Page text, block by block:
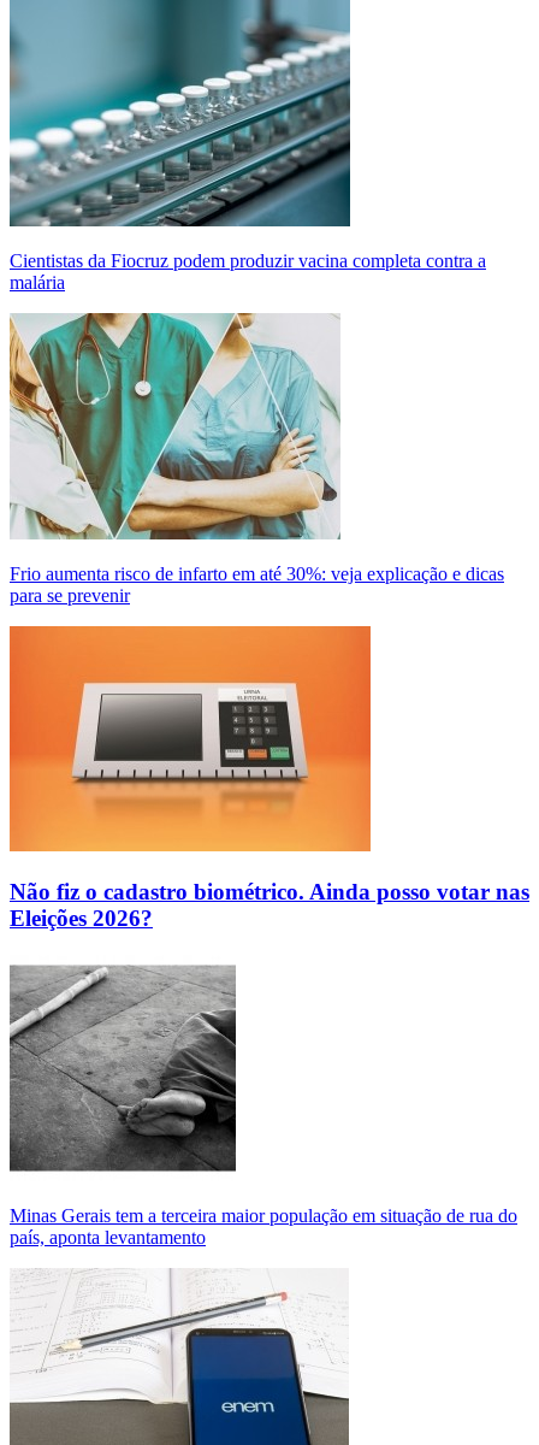
Cientistas da Fiocruz podem produzir vacina completa contra a
malária
Frio aumenta risco de infarto em até 30%: veja explicação e dicas
para se prevenir
Não fiz o cadastro biométrico. Ainda posso votar nas
Eleições 2026?
Minas Gerais tem a terceira maior população em situação de rua do
país, aponta levantamento